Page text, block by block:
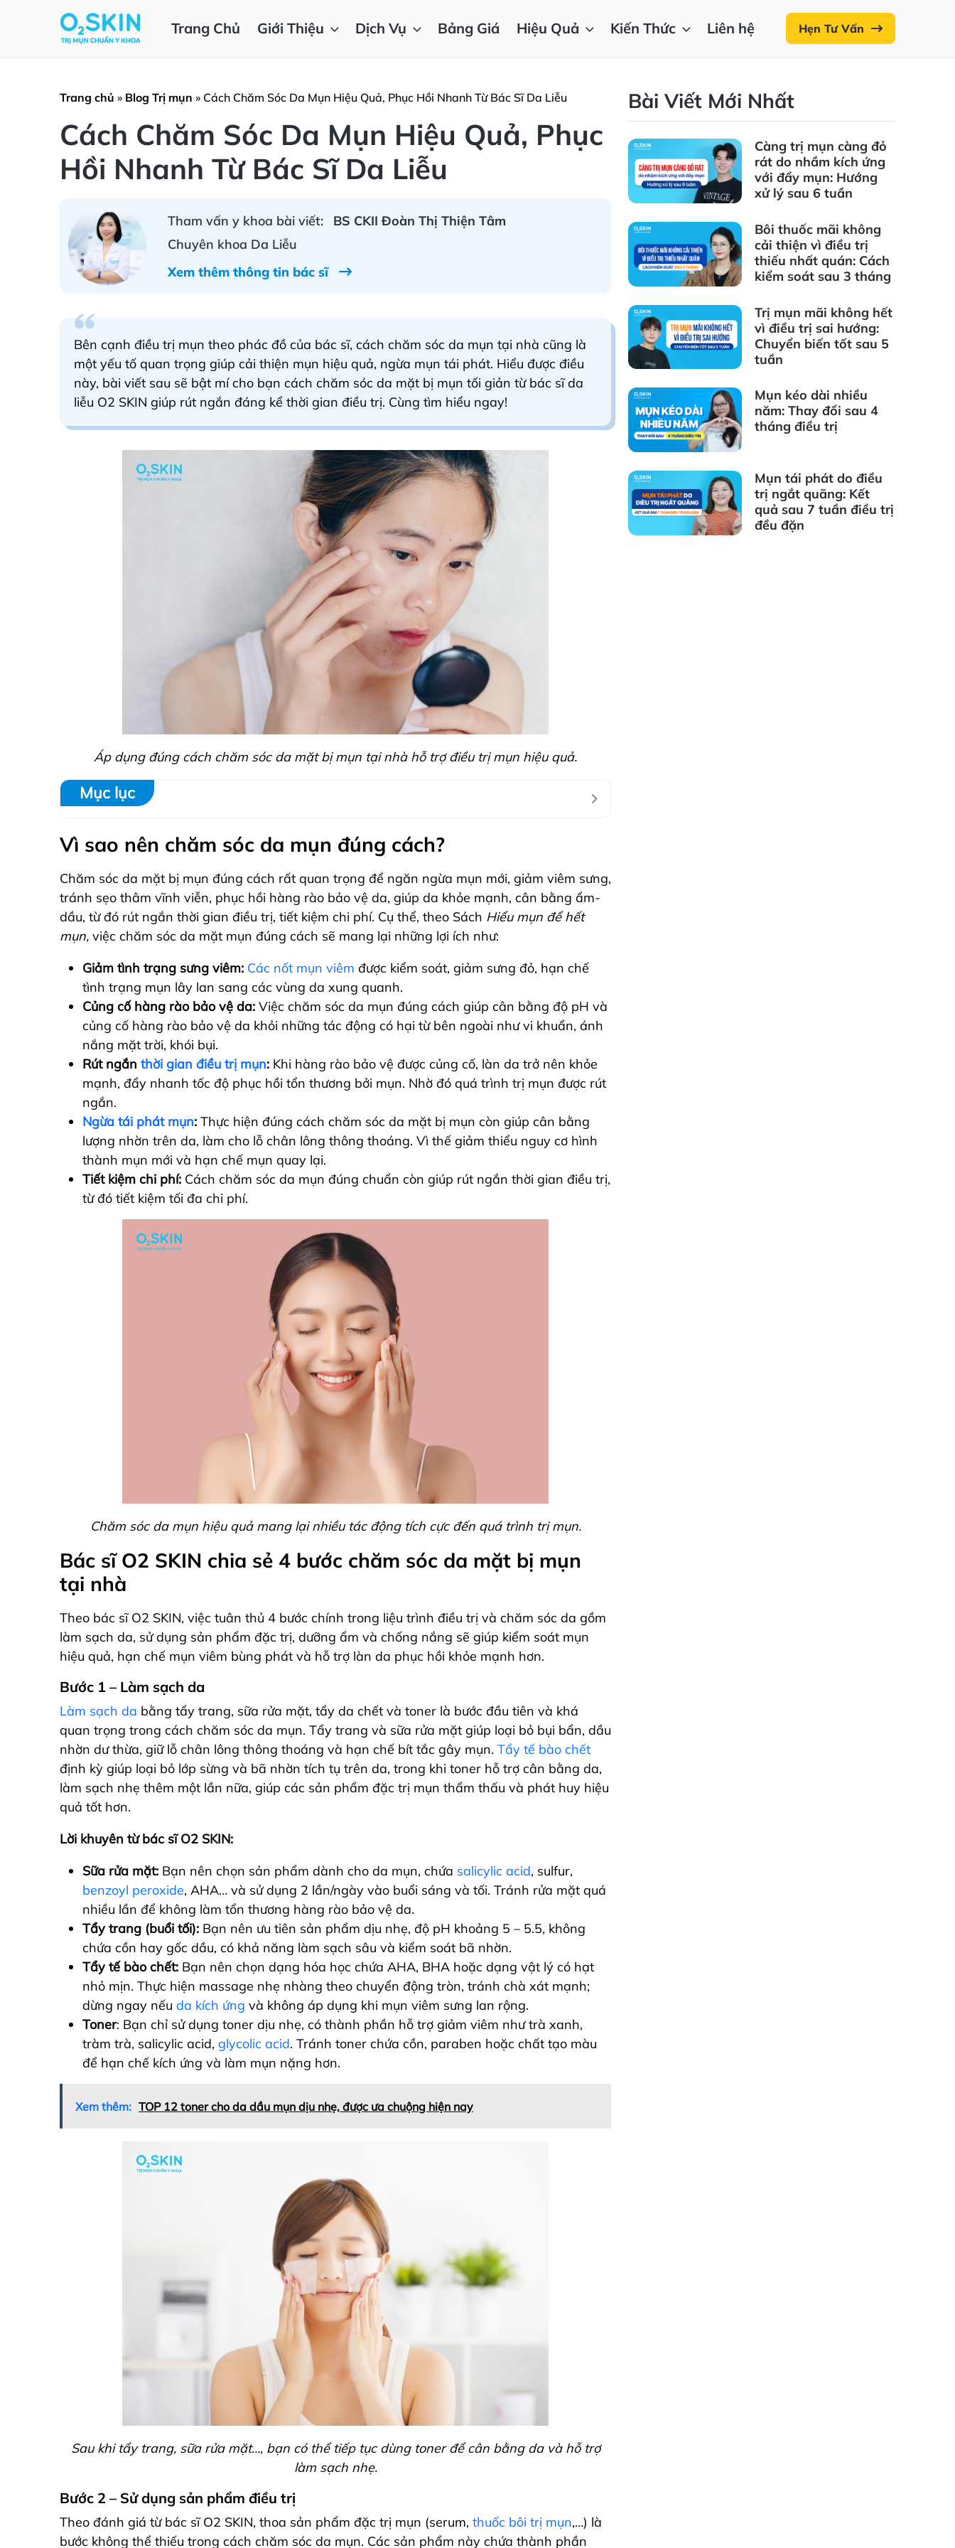
Trang Chủ Giới Thiệu Dịch Vụ Bảng Giá Hiệu Quả Kiến Thức Liên hệ Hẹn Tư Vấn
Trang chủ » Blog Trị mụn » Cách Chăm Sóc Da Mụn Hiệu Quả, Phục Hồi Nhanh Từ Bác Sĩ Da Liễu
Cách Chăm Sóc Da Mụn Hiệu Quả, Phục
Hồi Nhanh Từ Bác Sĩ Da Liễu
Tham vấn y khoa bài viết:
BS CKII Đoàn Thị Thiện Tâm
Chuyên khoa Da Liễu
Xem thêm thông tin bác sĩ
Bên cạnh điều trị mụn theo phác đồ của bác sĩ, cách chăm sóc da mụn tại nhà cũng là
một yếu tố quan trọng giúp cải thiện mụn hiệu quả, ngừa mụn tái phát. Hiểu được điều
này, bài viết sau sẽ bật mí cho bạn cách chăm sóc da mặt bị mụn tối giản từ bác sĩ da
liễu O2 SKIN giúp rút ngắn đáng kể thời gian điều trị. Cùng tìm hiểu ngay!
Áp dụng đúng cách chăm sóc da mặt bị mụn tại nhà hỗ trợ điều trị mụn hiệu quả.
Mục lục
Vì sao nên chăm sóc da mụn đúng cách?
Chăm sóc da mặt bị mụn đúng cách rất quan trọng để ngăn ngừa mụn mới, giảm viêm sưng,
tránh sẹo thâm vĩnh viễn, phục hồi hàng rào bảo vệ da, giúp da khỏe mạnh, cân bằng ẩm-
dầu, từ đó rút ngắn thời gian điều trị, tiết kiệm chi phí. Cụ thể, theo Sách Hiểu mụn để hết
mụn, việc chăm sóc da mặt mụn đúng cách sẽ mang lại những lợi ích như:
Giảm tình trạng sưng viêm: Các nốt mụn viêm được kiểm soát, giảm sưng đỏ, hạn chế
tình trạng mụn lây lan sang các vùng da xung quanh.
Củng cố hàng rào bảo vệ da: Việc chăm sóc da mụn đúng cách giúp cân bằng độ pH và
củng cố hàng rào bảo vệ da khỏi những tác động có hại từ bên ngoài như vi khuẩn, ánh
nắng mặt trời, khói bụi.
Rút ngắn thời gian điều trị mụn: Khi hàng rào bảo vệ được củng cố, làn da trở nên khỏe
mạnh, đẩy nhanh tốc độ phục hồi tổn thương bởi mụn. Nhờ đó quá trình trị mụn được rút
ngắn.
Ngừa tái phát mụn: Thực hiện đúng cách chăm sóc da mặt bị mụn còn giúp cân bằng
lượng nhờn trên da, làm cho lỗ chân lông thông thoáng. Vì thế giảm thiểu nguy cơ hình
thành mụn mới và hạn chế mụn quay lại.
Tiết kiệm chi phí: Cách chăm sóc da mụn đúng chuẩn còn giúp rút ngắn thời gian điều trị,
từ đó tiết kiệm tối đa chi phí.
Chăm sóc da mụn hiệu quả mang lại nhiều tác động tích cực đến quá trình trị mụn.
Bác sĩ O2 SKIN chia sẻ 4 bước chăm sóc da mặt bị mụn
tại nhà
Theo bác sĩ O2 SKIN, việc tuân thủ 4 bước chính trong liệu trình điều trị và chăm sóc da gồm
làm sạch da, sử dụng sản phẩm đặc trị, dưỡng ẩm và chống nắng sẽ giúp kiểm soát mụn
hiệu quả, hạn chế mụn viêm bùng phát và hỗ trợ làn da phục hồi khỏe mạnh hơn.
Bước 1 – Làm sạch da
Làm sạch da bằng tẩy trang, sữa rửa mặt, tẩy da chết và toner là bước đầu tiên và khá
quan trọng trong cách chăm sóc da mụn. Tẩy trang và sữa rửa mặt giúp loại bỏ bụi bẩn, dầu
nhờn dư thừa, giữ lỗ chân lông thông thoáng và hạn chế bít tắc gây mụn. Tẩy tế bào chết
định kỳ giúp loại bỏ lớp sừng và bã nhờn tích tụ trên da, trong khi toner hỗ trợ cân bằng da,
làm sạch nhẹ thêm một lần nữa, giúp các sản phẩm đặc trị mụn thẩm thấu và phát huy hiệu
quả tốt hơn.
Lời khuyên từ bác sĩ O2 SKIN:
Sữa rửa mặt: Bạn nên chọn sản phẩm dành cho da mụn, chứa salicylic acid, sulfur,
benzoyl peroxide, AHA… và sử dụng 2 lần/ngày vào buổi sáng và tối. Tránh rửa mặt quá
nhiều lần để không làm tổn thương hàng rào bảo vệ da.
Tẩy trang (buổi tối): Bạn nên ưu tiên sản phẩm dịu nhẹ, độ pH khoảng 5 – 5.5, không
chứa cồn hay gốc dầu, có khả năng làm sạch sâu và kiểm soát bã nhờn.
Tẩy tế bào chết: Bạn nên chọn dạng hóa học chứa AHA, BHA hoặc dạng vật lý có hạt
nhỏ mịn. Thực hiện massage nhẹ nhàng theo chuyển động tròn, tránh chà xát mạnh;
dừng ngay nếu da kích ứng và không áp dụng khi mụn viêm sưng lan rộng.
Toner: Bạn chỉ sử dụng toner dịu nhẹ, có thành phần hỗ trợ giảm viêm như trà xanh,
tràm trà, salicylic acid, glycolic acid. Tránh toner chứa cồn, paraben hoặc chất tạo màu
để hạn chế kích ứng và làm mụn nặng hơn.
Xem thêm: TOP 12 toner cho da dầu mụn dịu nhẹ, được ưa chuộng hiện nay
Sau khi tẩy trang, sữa rửa mặt…, bạn có thể tiếp tục dùng toner để cân bằng da và hỗ trợ
làm sạch nhẹ.
Bước 2 – Sử dụng sản phẩm điều trị
Theo đánh giá từ bác sĩ O2 SKIN, thoa sản phẩm đặc trị mụn (serum, thuốc bôi trị mụn,…) là
bước không thể thiếu trong cách chăm sóc da mụn. Các sản phẩm này chứa thành phần
Bài Viết Mới Nhất
Càng trị mụn càng đỏ
rát do nhầm kích ứng
với đẩy mụn: Hướng
xử lý sau 6 tuần
Bôi thuốc mãi không
cải thiện vì điều trị
thiếu nhất quán: Cách
kiểm soát sau 3 tháng
Trị mụn mãi không hết
vì điều trị sai hướng:
Chuyển biến tốt sau 5
tuần
Mụn kéo dài nhiều
năm: Thay đổi sau 4
tháng điều trị
Mụn tái phát do điều
trị ngắt quãng: Kết
quả sau 7 tuần điều trị
đều đặn